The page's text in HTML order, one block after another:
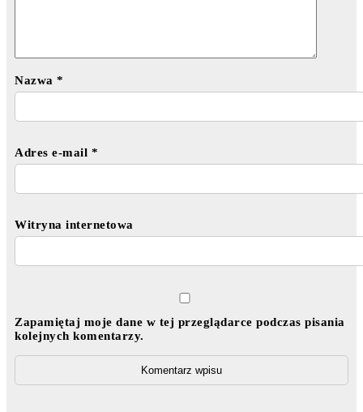
Nazwa *
Adres e-mail *
Witryna internetowa
Zapamiętaj moje dane w tej przeglądarce podczas pisania
kolejnych komentarzy.